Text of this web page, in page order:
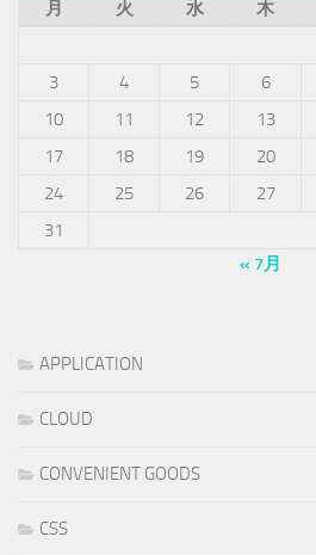
月
火 水 木
3
4 5 6
10
11 12 13
17
18 19 20
24
25 26 27
31
« 7月
APPLICATION
CLOUD
CONVENIENT GOODS
CSS